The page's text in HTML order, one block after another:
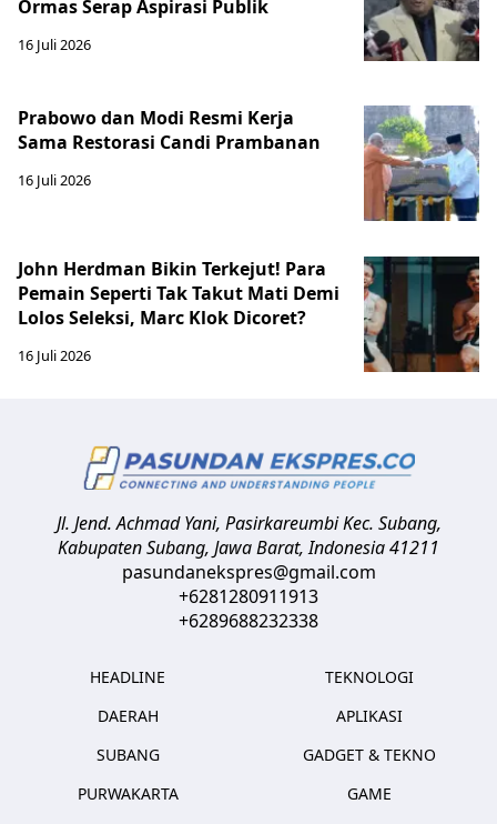
Ormas Serap Aspirasi Publik
16 Juli 2026
Prabowo dan Modi Resmi Kerja
Sama Restorasi Candi Prambanan
16 Juli 2026
John Herdman Bikin Terkejut! Para
Pemain Seperti Tak Takut Mati Demi
Lolos Seleksi, Marc Klok Dicoret?
16 Juli 2026
Jl. Jend. Achmad Yani, Pasirkareumbi Kec. Subang,
Kabupaten Subang, Jawa Barat,Indonesia41211
pasundanekspres@gmail.com
+6281280911913
+6289688232338
HEADLINE
DAERAH
SUBANG
PURWAKARTA
TEKNOLOGI
APLIKASI
GADGET & TEKNO
GAME